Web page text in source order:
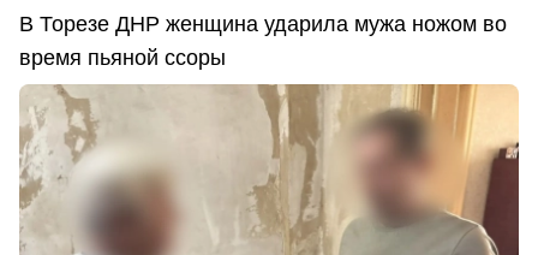
В Торезе ДНР женщина ударила мужа ножом во
время пьяной ссоры